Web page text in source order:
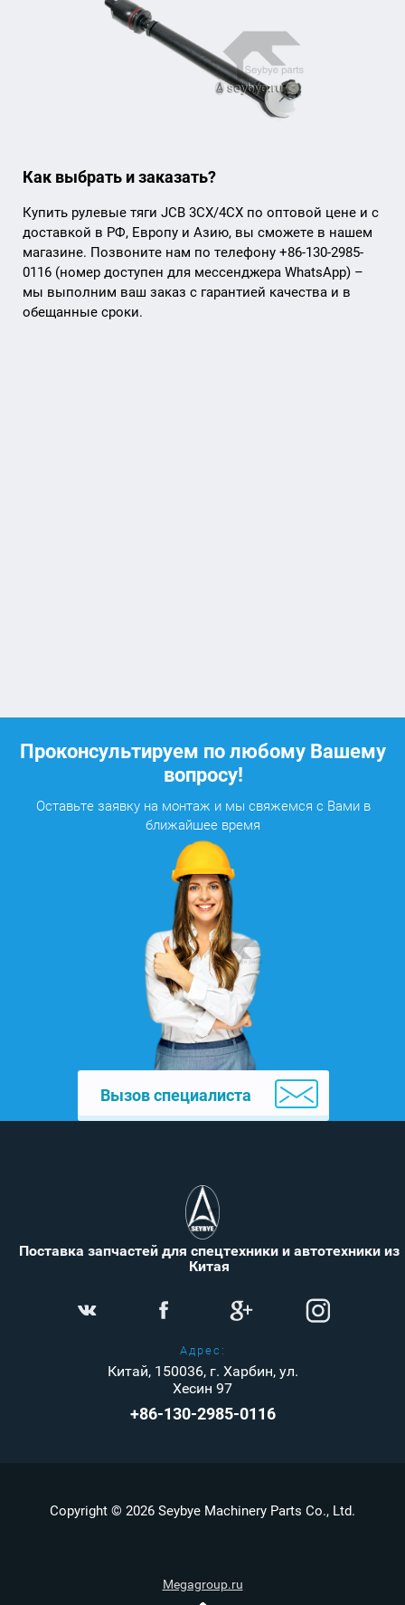
Как выбрать и заказать?
Купить рулевые тяги JCB 3CX/4CX по оптовой цене и с
доставкой в РФ, Европу и Азию, вы сможете в нашем
магазине. Позвоните нам по телефону +86-130-2985-
0116 (номер доступен для мессенджера WhatsApp) –
мы выполним ваш заказ с гарантией качества и в
обещанные сроки.
Проконсультируем по любому Вашему
вопросу!
Оставьте заявку на монтаж и мы свяжемся с Вами в
ближайшее время
Вызов специалиста
Поставка запчастей для спецтехники и автотехники из
Китая
Адрес:
Китай, 150036, г. Харбин, ул.
Хесин 97
+86-130-2985-0116
Copyright © 2026 Seybye Machinery Parts Co., Ltd.
Megagroup.ru